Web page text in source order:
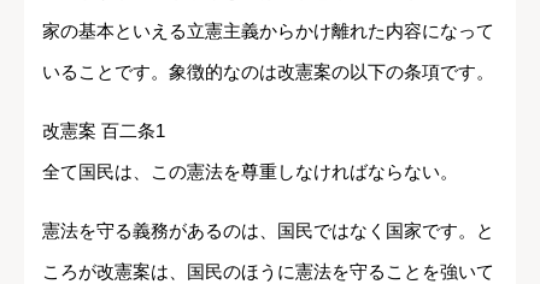
家の基本といえる立憲主義からかけ離れた内容になって
いることです。象徴的なのは改憲案の以下の条項です。
改憲案 百二条1
全て国民は、この憲法を尊重しなければならない。
憲法を守る義務があるのは、国民ではなく国家です。と
ころが改憲案は、国民のほうに憲法を守ることを強いて